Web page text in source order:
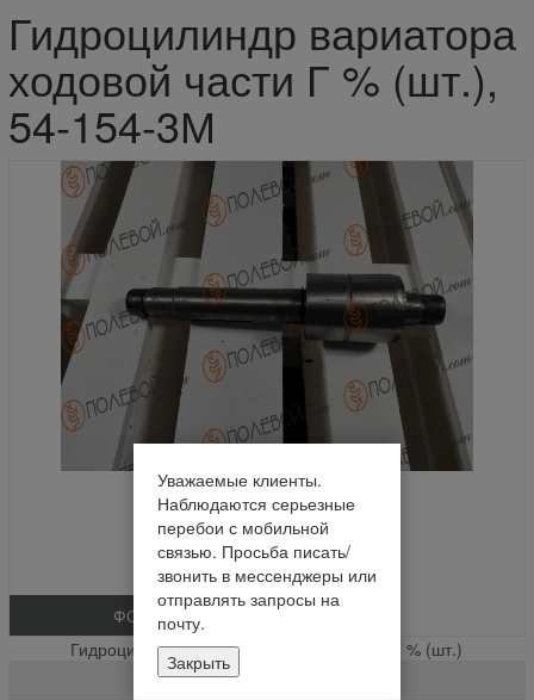
Гидроцилиндр вариатора
ходовой части Г % (шт.),
54-154-3М
ФОТО
Гидроцилиндр вариатора ходовой части Г % (шт.)
54-154-3М
Уважаемые клиенты.
Наблюдаются серьезные
перебои с мобильной
связью. Просьба писать/
звонить в мессенджеры или
отправлять запросы на
почту.
Закрыть